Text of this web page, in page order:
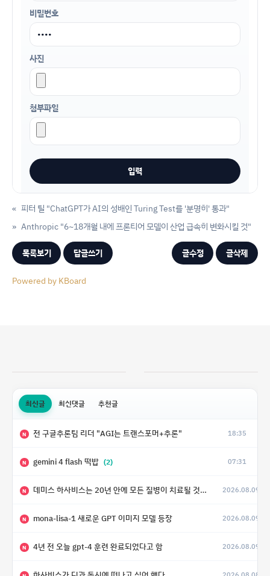
비밀번호
사진
첨부파일
« 피터 틸 "ChatGPT가 AI의 성배인 Turing Test를 '분명히' 통과"
Anthropic "6~18개월 내에 프론티어 모델이 산업 급속히 변화시킬 것"
»
목록보기 답글쓰기 글수정 글삭제
Powered by KBoard
최신글 최신댓글 추천글
N 전 구글추론팀 리더 "AGI는 트랜스포머+추론" 18:35
N gemini 4 flash 떡밥 (2) 07:31
N 데미스 하사비스는 20년 안에 모든 질병이 치료될 것으로 예상한다. (4)
2026.08.09
N mona-lisa-1 새로운 GPT 이미지 모델 등장 2026.08.09
N 4년 전 오늘 gpt-4 훈련 완료되었다고 함 2026.08.09